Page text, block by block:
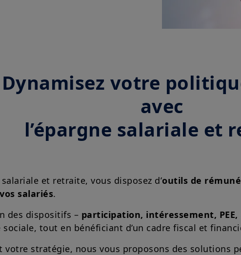
Dynamisez votre
avec
l’épargne salariale et
salariale et retraite, vous disposez d’outils de
salariés.
des dispositifs – participation, intéressement, PEE,
tout en bénéficiant d’un cadre fiscal et
votre stratégie, nous vous proposons des solutions